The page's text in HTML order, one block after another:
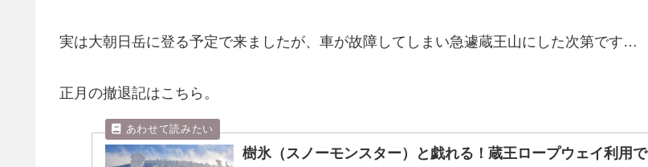
実は大朝日岳に登る予定で来ましたが、車が故障してしまい急遽蔵王山にした次第です…
正月の撤退記はこちら。
樹氷（スノーモンスター）と戯れる！蔵王ロープウェイ利用で